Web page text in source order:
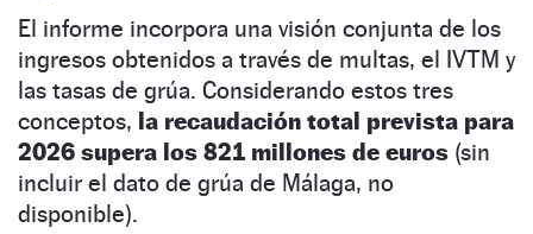
El informe incorpora una visión conjunta de los
ingresos obtenidos a través de multas, el IVTM y
las tasas de grúa. Considerando estos tres
conceptos, la recaudación total prevista para
2026 supera los 821 millones de euros (sin
incluir el dato de grúa de Málaga, no
disponible).